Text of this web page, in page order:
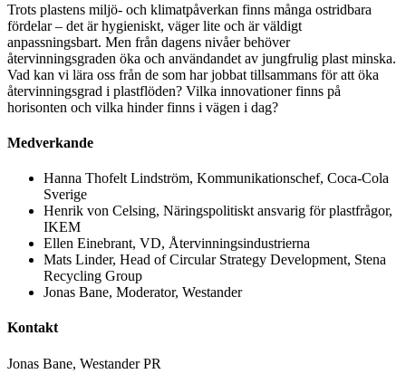
Trots plastens miljö- och klimatpåverkan finns många ostridbara
fördelar – det är hygieniskt, väger lite och är väldigt
anpassningsbart. Men från dagens nivåer behöver
återvinningsgraden öka och användandet av jungfrulig plast minska.
Vad kan vi lära oss från de som har jobbat tillsammans för att öka
återvinningsgrad i plastflöden? Vilka innovationer finns på
horisonten och vilka hinder finns i vägen i dag?
Medverkande
Hanna Thofelt Lindström, Kommunikationschef, Coca-Cola
Sverige
Henrik von Celsing, Näringspolitiskt ansvarig för plastfrågor,
IKEM
Ellen Einebrant, VD, Återvinningsindustrierna
Mats Linder, Head of Circular Strategy Development, Stena
Recycling Group
Jonas Bane, Moderator, Westander
Kontakt
Jonas Bane, Westander PR